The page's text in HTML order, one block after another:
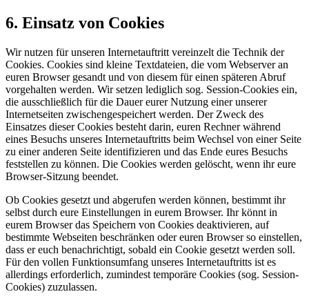
6. Einsatz von Cookies
Wir nutzen für unseren Internetauftritt vereinzelt die Technik der
Cookies. Cookies sind kleine Textdateien, die vom Webserver an
euren Browser gesandt und von diesem für einen späteren Abruf
vorgehalten werden. Wir setzen lediglich sog. Session-Cookies ein,
die ausschließlich für die Dauer eurer Nutzung einer unserer
Internetseiten zwischengespeichert werden. Der Zweck des
Einsatzes dieser Cookies besteht darin, euren Rechner während
eines Besuchs unseres Internetauftritts beim Wechsel von einer Seite
zu einer anderen Seite identifizieren und das Ende eures Besuchs
feststellen zu können. Die Cookies werden gelöscht, wenn ihr eure
Browser-Sitzung beendet.
Ob Cookies gesetzt und abgerufen werden können, bestimmt ihr
selbst durch eure Einstellungen in eurem Browser. Ihr könnt in
eurem Browser das Speichern von Cookies deaktivieren, auf
bestimmte Webseiten beschränken oder euren Browser so einstellen,
dass er euch benachrichtigt, sobald ein Cookie gesetzt werden soll.
Für den vollen Funktionsumfang unseres Internetauftritts ist es
allerdings erforderlich, zumindest temporäre Cookies (sog. Session-
Cookies) zuzulassen.